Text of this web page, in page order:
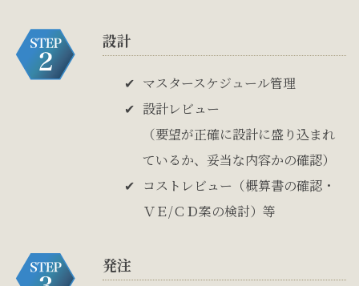
設計
マスタースケジュール管理
設計レビュー
（要望が正確に設計に盛り込まれ
ているか、妥当な内容かの確認）
コストレビュー（概算書の確認・
ＶＥ/ＣＤ案の検討）等
発注